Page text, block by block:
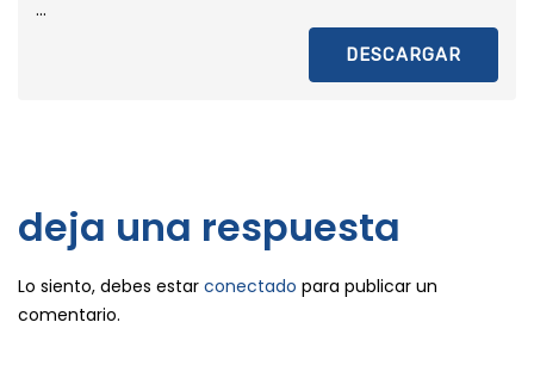
...
DESCARGAR
deja una respuesta
Lo siento, debes estar conectado para publicar un
comentario.